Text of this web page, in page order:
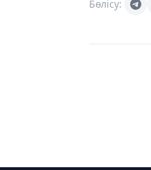
Бөлісу: